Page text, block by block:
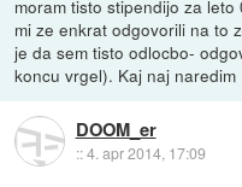
moram tisto stipendijo za
mi ze enkrat odgovorili na to
je da sem tisto odlocbo-
koncu vrgel). Kaj naj naredim
DOOM_er
::4. apr 2014, 17:09